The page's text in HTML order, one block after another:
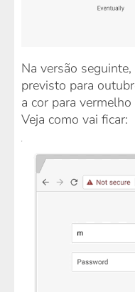
Na versão
previsto para
a cor para
Veja como vai ficar: